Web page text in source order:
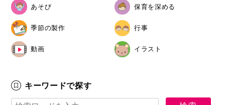
あそび 保育を深める
季節の製作 行事
動画 イラスト
キーワードで探す